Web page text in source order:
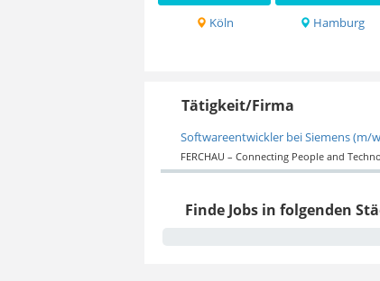
Köln Hamburg
Tätigkeit/Firma
Softwareentwickler bei Siemens (m/
FERCHAU – Connecting People and
Finde Jobs in folgenden